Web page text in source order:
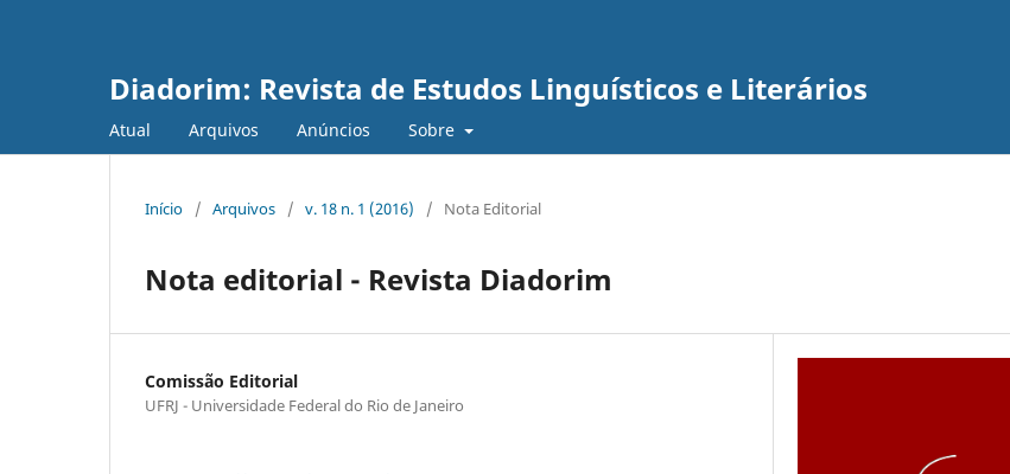
Diadorim: Revista de Estudos Linguísticos e Literários
Atual Arquivos Anúncios Sobre
Início / Arquivos / v. 18 n. 1 (2016) / Nota Editorial
Nota editorial - Revista Diadorim
Comissão Editorial
UFRJ - Universidade Federal do Rio de Janeiro